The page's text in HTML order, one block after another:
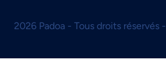
2026 Padoa - Tous droits réservés -